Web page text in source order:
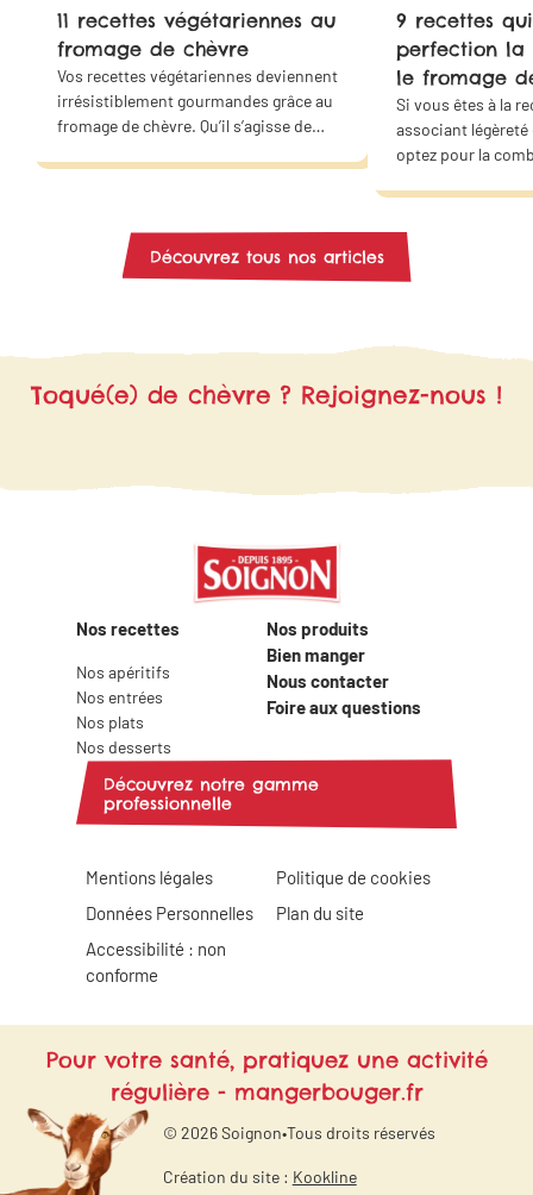
11 recettes végétariennes au
fromage de chèvre
Vos recettes végétariennes deviennent
irrésistiblement gourmandes grâce au
fromage de chèvre. Qu’il s’agisse de
monsieur, de salades ou de wraps…
de ce fromage la star de vos plats
végétariens ! Grâce à nos idées
9 recettes
perfection la
le fromage
Si vous êtes à la
associant
optez pour la
chèvre. Offrez un
douceur à votre
même !
Découvrez tous nos articles
Toqué(e) de chèvre ? Rejoignez-nous !
Nos recettes
Nos apéritifs
Nos entrées
Nos plats
Nos desserts
Nos produits
Bien manger
Nous contacter
Foire aux questions
Découvrez notre gamme
professionnelle
Mentions légales
Politique de cookies
Données Personnelles
Plan du site
Accessibilité : non
conforme
Pour votre santé, pratiquez une activité
régulière - mangerbouger.fr
© 2026 Soignon•Tous droits réservés
Création du site : Kookline